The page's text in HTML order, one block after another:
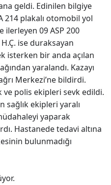
geldi. Edinilen bilgiye
214 plakalı otomobil yol
ilerleyen 09 ASP 200
ise duraksayan
isterken bir anda açılan
yaralandı. Kazayı
Merkezi’ne bildirdi.
ve polis ekipleri sevk edildi.
sağlık ekipleri yaralı
yaparak
Hastanede tedavi altına
bulunmadığı